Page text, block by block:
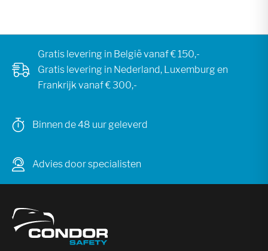
Gratis levering in België vanaf € 150,-
Gratis levering in Nederland, Luxemburg en
Frankrijk vanaf € 300,-
Binnen de 48 uur geleverd
Advies door specialisten